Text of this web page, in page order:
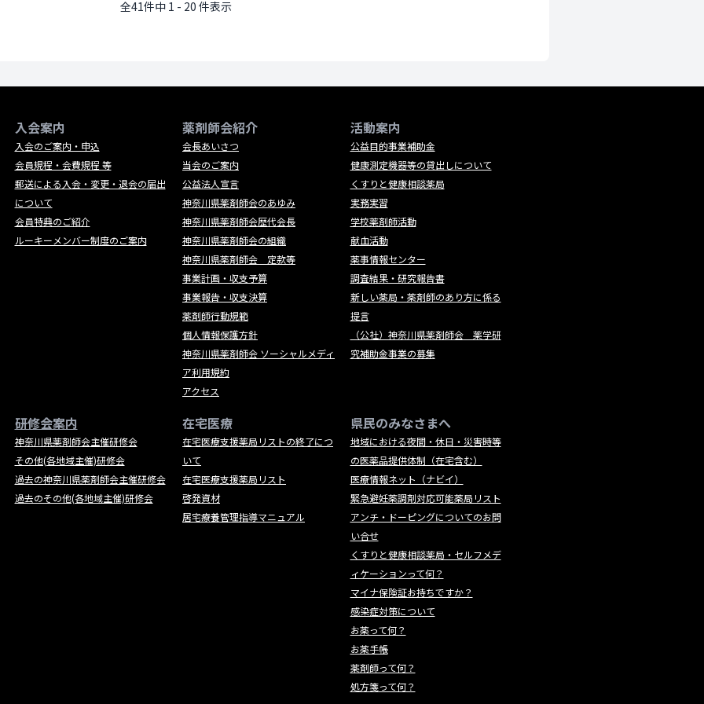
全41件中 1 - 20 件表示
入会案内
入会のご案内・申込
会員規程・会費規程 等
郵送による入会・変更・退会の届出
について
会員特典のご紹介
ルーキーメンバー制度のご案内
薬剤師会紹介
会長あいさつ
当会のご案内
公益法人宣言
神奈川県薬剤師会のあゆみ
神奈川県薬剤師会歴代会長
神奈川県薬剤師会の組織
神奈川県薬剤師会 定款等
事業計画・収支予算
事業報告・収支決算
薬剤師行動規範
個人情報保護方針
神奈川県薬剤師会 ソーシャルメディ
ア利用規約
アクセス
活動案内
公益目的事業補助金
健康測定機器等の貸出しについて
くすりと健康相談薬局
実務実習
学校薬剤師活動
献血活動
薬事情報センター
調査結果・研究報告書
新しい薬局・薬剤師のあり方に係る
提言
（公社）神奈川県薬剤師会 薬学研
究補助金事業の募集
研修会案内
神奈川県薬剤師会主催研修会
その他(各地域主催)研修会
過去の神奈川県薬剤師会主催研修会
過去のその他(各地域主催)研修会
在宅医療
在宅医療支援薬局リストの終了につ
いて
在宅医療支援薬局リスト
啓発資材
居宅療養管理指導マニュアル
県民のみなさまへ
地域における夜間・休日・災害時等
の医薬品提供体制（在宅含む）
医療情報ネット（ナビイ）
緊急避妊薬調剤対応可能薬局リスト
アンチ・ドーピングについてのお問
い合せ
くすりと健康相談薬局・セルフメデ
ィケーションって何？
マイナ保険証お持ちですか？
感染症対策について
お薬って何？
お薬手帳
薬剤師って何？
処方箋って何？